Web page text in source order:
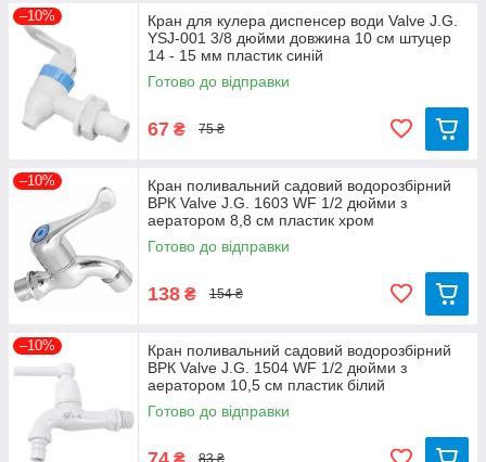
–10%
Кран для кулера диспенсер води Valve J.G.
YSJ-001 3/8 дюйми довжина 10 см штуцер
14 - 15 мм пластик синій
Готово до відправки
67 ₴ 75 ₴
–10%
Кран поливальний садовий водорозбірний
ВРК Valve J.G. 1603 WF 1/2 дюйми з
аератором 8,8 см пластик хром
Готово до відправки
138 ₴ 154 ₴
–10%
Кран поливальний садовий водорозбірний
ВРК Valve J.G. 1504 WF 1/2 дюйми з
аератором 10,5 см пластик білий
Готово до відправки
83 ₴